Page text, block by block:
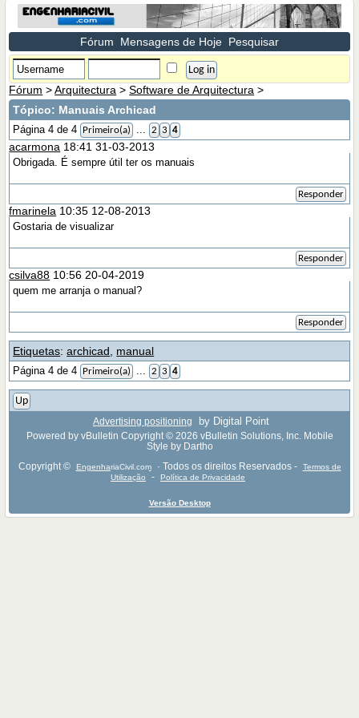
Fórum Mensagens de Hoje Pesquisar
Fórum >Arquitectura >Software de Arquitectura >
Tópico: Manuais Archicad
Página 4 de 4 Primeiro(a) ... 2 3 4
acarmona 18:41 31-03-2013
Obrigada. É sempre útil ter os manuais
Responder
fmarinela 10:35 12-08-2013
Gostaria de visualizar
Responder
csilva88 10:56 20-04-2019
quem me arranja o manual?
Responder
Etiquetas:archicad manual
Página 4 de 4 Primeiro(a) ... 2 3 4
Up
Advertising positioning by Digital Point
Powered by vBulletin Copyright © 2026 vBulletin Solutions, Inc. Mobile
Style by Dartho
Copyright ©
EngenhariaCivil.com · Todos os direitos Reservados -
Termos de
Utilização
- Política de Privacidade
Versão Desktop